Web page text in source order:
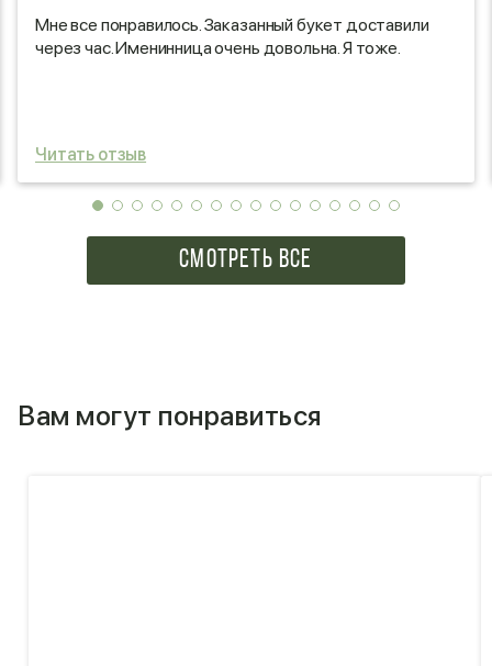
Мне все понравилось. Заказанный букет доставили
через час. Именинница очень довольна. Я тоже.
Читать отзыв
СМОТРЕТЬ ВСЕ
Вам могут понравиться